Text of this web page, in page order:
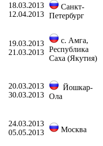
18.03.2013
12.04.2013
Санкт-
Петербург
19.03.2013
21.03.2013
с. Амга,
Республика
Саха (Якутия)
20.03.2013
30.03.2013
Йошкар-
Ола
24.03.2013
05.05.2013
Москва